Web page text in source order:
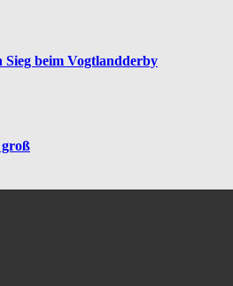
beim Vogtlandderby
groß